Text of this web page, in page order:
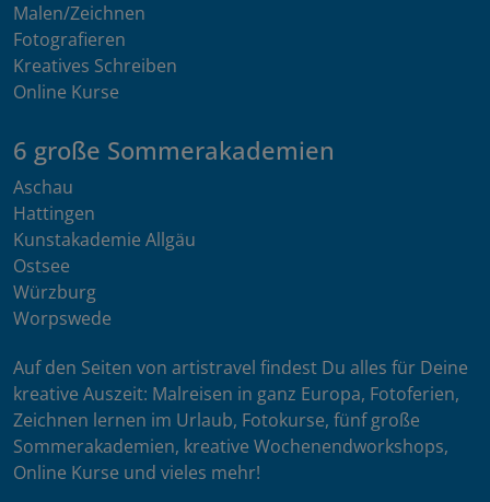
Malen/Zeichnen
Fotografieren
Kreatives Schreiben
Online Kurse
6 große Sommerakademien
Aschau
Hattingen
Kunstakademie Allgäu
Ostsee
Würzburg
Worpswede
Auf den Seiten von artistravel findest Du alles für Deine
kreative Auszeit: Malreisen in ganz Europa, Fotoferien,
Zeichnen lernen im Urlaub, Fotokurse, fünf große
Sommerakademien, kreative Wochenendworkshops,
Online Kurse und vieles mehr!